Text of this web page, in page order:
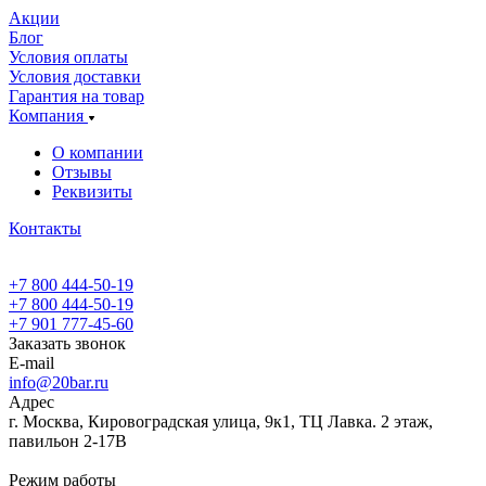
Акции
Блог
Условия оплаты
Условия доставки
Гарантия на товар
Компания
О компании
Отзывы
Реквизиты
Контакты
+7 800 444-50-19
+7 800 444-50-19
+7 901 777-45-60
Заказать звонок
E-mail
info@20bar.ru
Адрес
г. Москва, Кировоградская улица, 9к1, ТЦ Лавка. 2 этаж,
павильон 2-17В
Режим работы